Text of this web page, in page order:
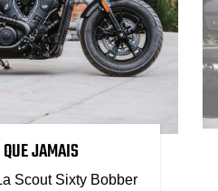
JAMAIS
Scout Sixty Bobber